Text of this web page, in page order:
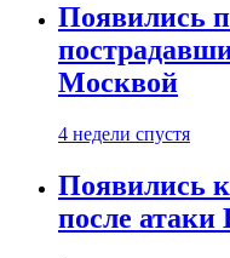
Появились
Москвой
4 недели спустя
Появились
после